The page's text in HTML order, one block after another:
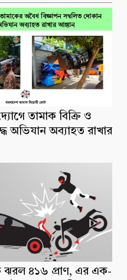
তামাক বিক্রি ও
অভিযান অব্যাহত রাখার
ঝরল ৪১৬ প্রাণ, এর এক-